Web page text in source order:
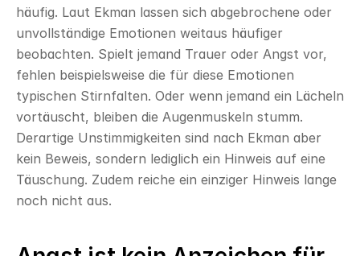
häufig. Laut Ekman lassen sich abgebrochene oder
unvollständige Emotionen weitaus häufiger
beobachten. Spielt jemand Trauer oder Angst vor,
fehlen beispielsweise die für diese Emotionen
typischen Stirnfalten. Oder wenn jemand ein Lächeln
vortäuscht, bleiben die Augenmuskeln stumm.
Derartige Unstimmigkeiten sind nach Ekman aber
kein Beweis, sondern lediglich ein Hinweis auf eine
Täuschung. Zudem reiche ein einziger Hinweis lange
noch nicht aus.